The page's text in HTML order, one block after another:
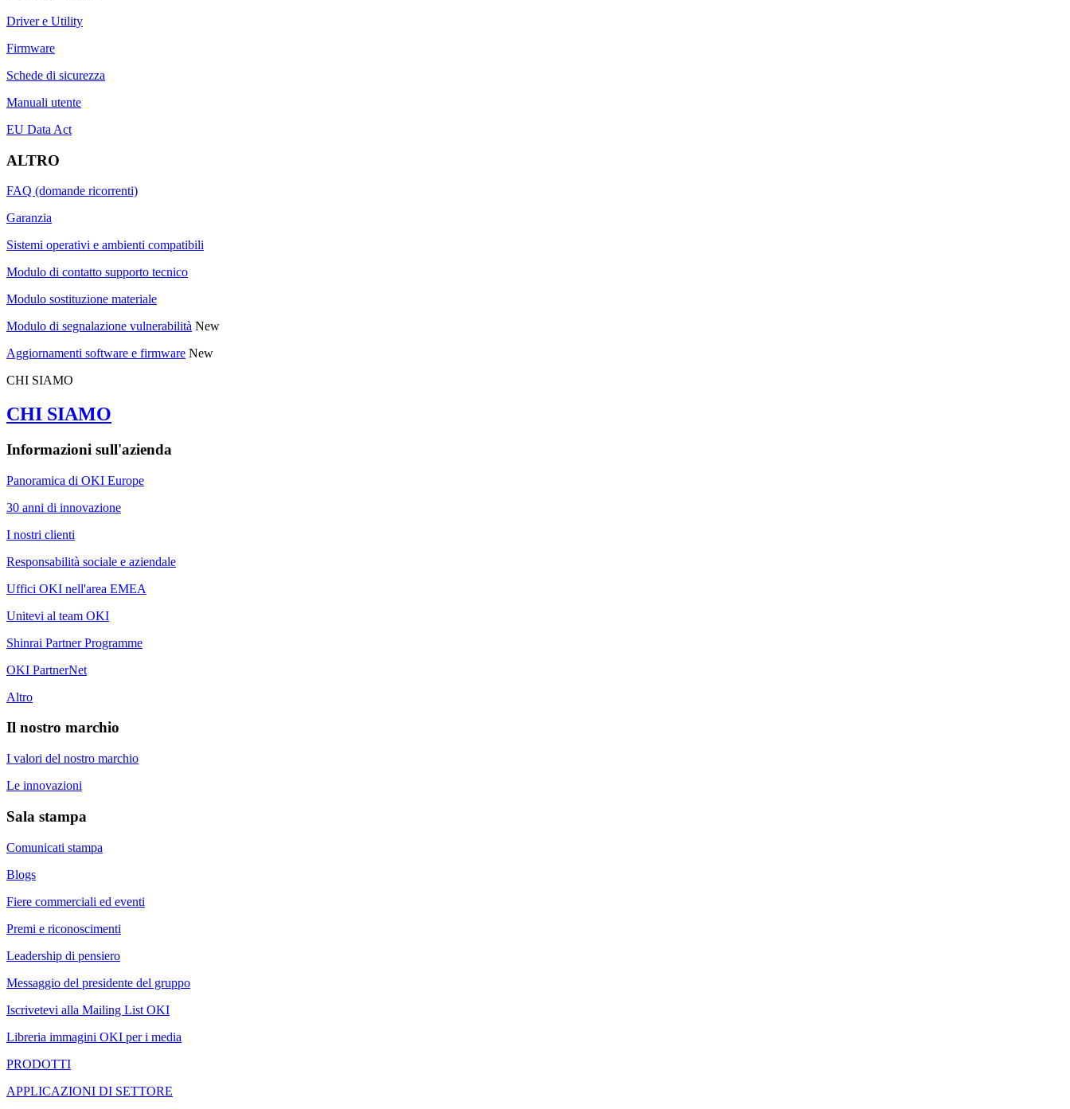
Driver e Utility
Firmware
Schede di sicurezza
Manuali utente
EU Data Act
ALTRO
FAQ (domande ricorrenti)
Garanzia
Sistemi operativi e ambienti compatibili
Modulo di contatto supporto tecnico
Modulo sostituzione materiale
Modulo di segnalazione vulnerabilità New
Aggiornamenti software e firmware New
CHI SIAMO
CHI SIAMO
Informazioni sull'azienda
Panoramica di OKI Europe
30 anni di innovazione
I nostri clienti
Responsabilità sociale e aziendale
Uffici OKI nell'area EMEA
Unitevi al team OKI
Shinrai Partner Programme
OKI PartnerNet
Altro
Il nostro marchio
I valori del nostro marchio
Le innovazioni
Sala stampa
Comunicati stampa
Blogs
Fiere commerciali ed eventi
Premi e riconoscimenti
Leadership di pensiero
Messaggio del presidente del gruppo
Iscrivetevi alla Mailing List OKI
Libreria immagini OKI per i media
PRODOTTI
APPLICAZIONI DI SETTORE